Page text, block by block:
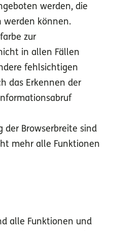
werden, die
werden können.
zur
in allen Fällen
fehlsichtigen
das Erkennen der
der Browserbreite sind
mehr alle Funktionen
alle Funktionen und